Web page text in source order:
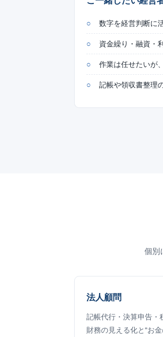
数字を経営判断に
資金繰り・融資・
作業は任せたいが
記帳や領収書整理
個別
法人顧問
記帳代行・決算申告・
財務の見える化と“お